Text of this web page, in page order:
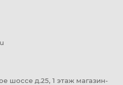
шоссе д.25, 1 этаж магазин-